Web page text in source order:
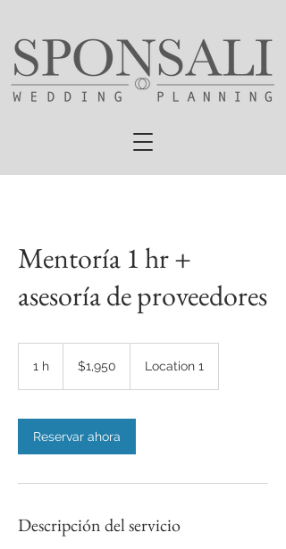
Mentoría 1 hr +
asesoría de proveedores
1 h
pesos
mexicanos
$1,950 Location 1
Reservar ahora
Descripción del servicio